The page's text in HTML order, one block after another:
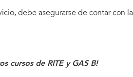
debe asegurarse de contar con la
cursos de RITE y GAS B!